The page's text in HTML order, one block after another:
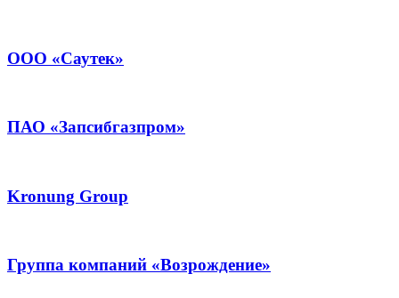
ООО «Саутек»
ПАО «Запсибгазпром»
Kronung Group
Группа компаний «Возрождение»